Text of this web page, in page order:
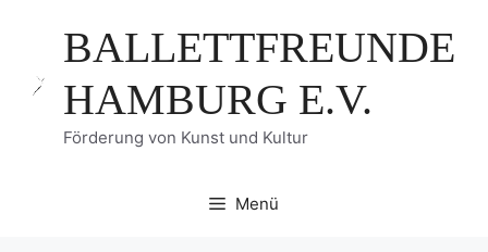
springenBALLETTFREUNDE
HAMBURG E.V.
Förderung von Kunst und Kultur
Menü